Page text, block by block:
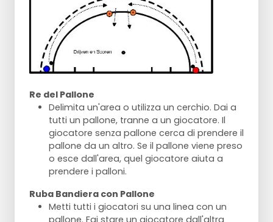
Re del Pallone
Delimita un'area o utilizza un cerchio. Dai a
tutti un pallone, tranne a un giocatore. Il
giocatore senza pallone cerca di prendere il
pallone da un altro. Se il pallone viene preso
o esce dall'area, quel giocatore aiuta a
prendere i palloni.
Ruba Bandiera con Pallone
Metti tutti i giocatori su una linea con un